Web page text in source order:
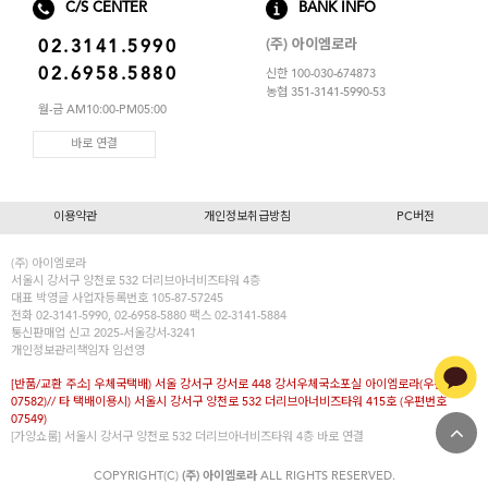
아이엠로라
스포츠브라
노와이어
C/S CENTER
02.3141.5990
02.6958.5880
월-금 AM10:00-PM05:00
바로 연결
BANK INFO
(주) 아이엠로라
신한 100-030-674873
농협 351-3141-5990-53
이용약관 개인정보취급방침 PC버전
(주) 아이엠로라
서울시 강서구 양천로 532 더리브아너비즈타워 4층
대표 박영글 사업자등록번호 105-87-57245
전화 02-3141-5990, 02-6958-5880 팩스 02-3141-5884
통신판매업 신고 2025-서울강서-3241
개인정보관리책임자 임선영
[반품/교환 주소] 우체국택배) 서울 강서구 강서로 448 강서우체국소포실 아이엠로라(우편번호
07582)// 타 택배이용시) 서울시 강서구 양천로 532 더리브아너비즈타워 415호 (우편번호
07549)
[가양쇼룸] 서울시 강서구 양천로 532 더리브아너비즈타워 4층 바로 연결
COPYRIGHT(C) (주) 아이엠로라ALL RIGHTS RESERVED.